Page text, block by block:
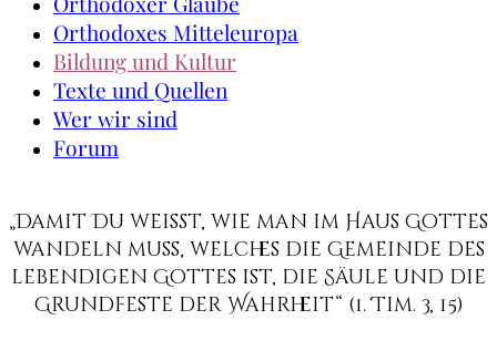
Orthodoxes Mitteleuropa
Bildung und Kultur
Texte und Quellen
Wer wir sind
Forum
„Damit Du weißt, wie man im Haus Gottes
wandeln muss, welches die Gemeinde des
lebendigen Gottes ist, die Säule und die
Grundfeste der Wahrheit“ (1. Tim. 3, 15)